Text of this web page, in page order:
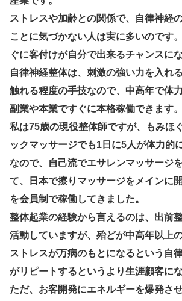
ストレスや加齢との関係で、自律神経
ことに気づかない人は実に多いのです
ぐに客付けが自分で出来るチャンスにな
自律神経整体は、刺激の強い力を入れ
触れる程度の手技なので、中高年で体
副業や本業ですぐに本格稼働できます。
私は75歳の現役整体師ですが、もみほ
ックマッサージでも1日に5人が体力的
なので、自己流でエサレンマッサージ
て、日本で擦りマッサージをメインに
を会員制で稼働してきました。
整体起業の経験から言えるのは、出前
活動していますが、殆どが中高年以上
ストレスが万病のもとになるという自
がリピートするというより生涯顧客にな
ただ、お客開発にエネルギーを爆発さ